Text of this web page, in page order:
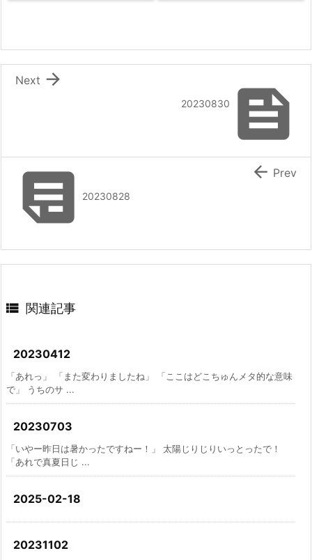

20230830

Next
20230828
 Prev
 関連記事
20230412
「あれっ」 「また変わりましたね」 「ここはどこちゅんメタ的な意味
で」 うちのサ ...
20230703
「いやー昨日は暑かったですねー！」 太陽じりじりいっとったで！
「あれで真夏日じ ...
2025-02-18
20231102